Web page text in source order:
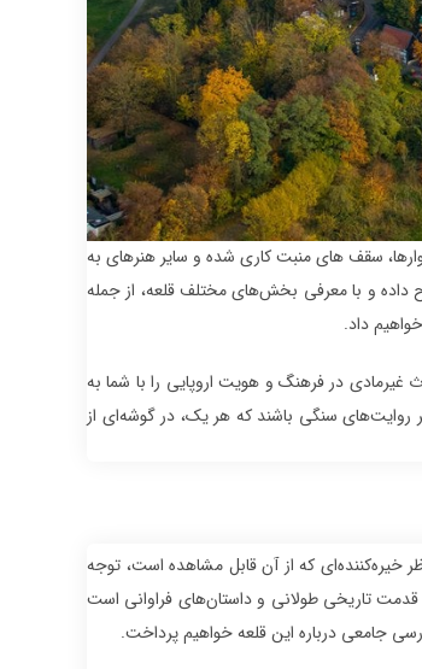
سقف های منبت کاری شده و سایر هنرهای به
داده و با معرفی بخش‌های مختلف قلعه، از جمله
داد.
غیرمادی در فرهنگ و هویت اروپایی را با شما به
روایت‌های سنگی باشند که هر یک، در گوشه‌ای از
خیره‌کننده‌ای که از آن قابل مشاهده است، توجه
قدمت تاریخی طولانی و داستان‌های فراوانی است
جامعی درباره این قلعه خواهیم پرداخت.